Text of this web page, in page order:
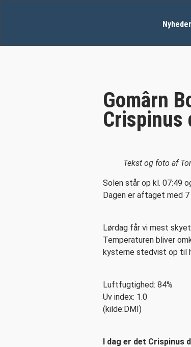
Nyheder
Gomârn
Crispinus
Tekst og foto af
Solen står op kl. 07:49
Dagen er aftaget med
Lørdag får vi mest
Temperaturen bliver
kysterne stedvist op til
Luftfugtighed: 84%
Uv index: 1.0
(kilde:DMI)
I dag er det Crispinus